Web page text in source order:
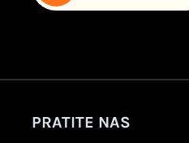
PRATITE NAS